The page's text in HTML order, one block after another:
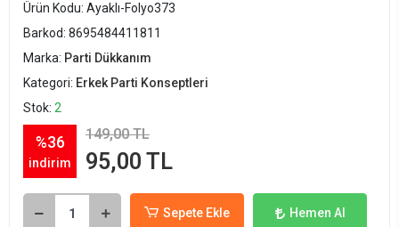
Ürün Kodu: Ayaklı-Folyo373
Barkod: 8695484411811
Marka: Parti Dükkanım
Kategori: Erkek Parti Konseptleri
Stok: 2
%36
indirim
149,00 TL
95,00 TL
Sepete Ekle Hemen Al